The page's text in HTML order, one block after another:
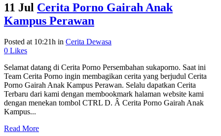
11 Jul Cerita Porno Gairah Anak
Kampus Perawan
Posted at 10:21h in Cerita Dewasa
0 Likes
Selamat datang di Cerita Porno Persembahan sukaporno. Saat ini
Team Cerita Porno ingin membagikan cerita yang berjudul Cerita
Porno Gairah Anak Kampus Perawan. Selalu dapatkan Cerita
Terbaru dari kami dengan membookmark halaman website kami
dengan menekan tombol CTRL D. Â Cerita Porno Gairah Anak
Kampus...
Read More